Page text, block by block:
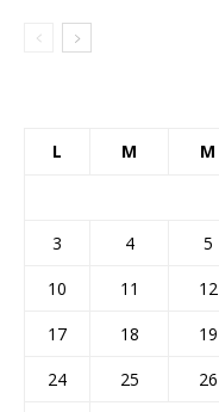
L M M
3
4 5
10
11 12
17
18 19
24
25 26